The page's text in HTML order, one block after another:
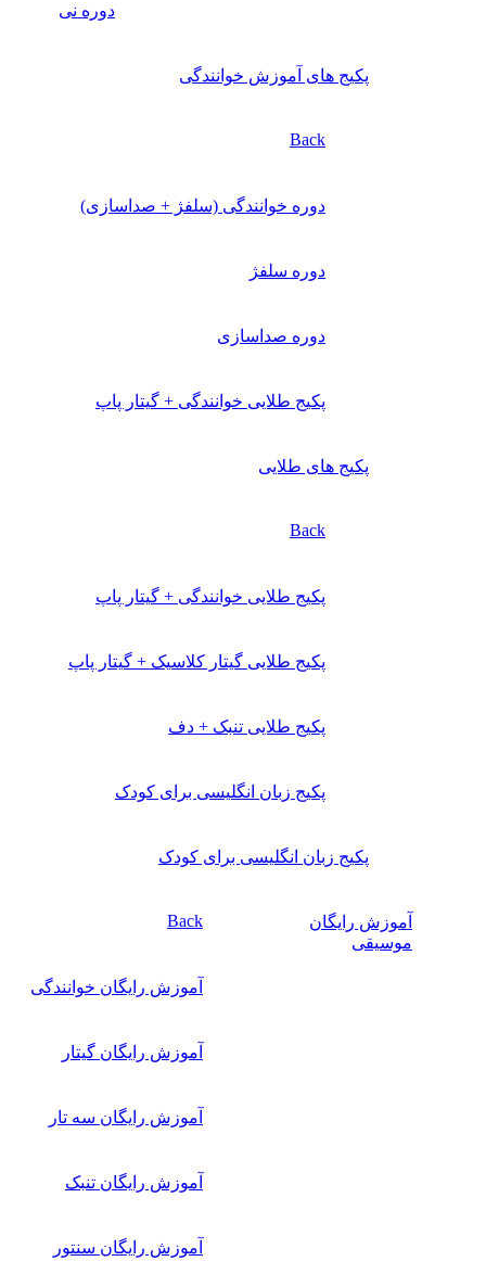
دوره نی
پکیج های آموزش خوانندگی
Back
دوره خوانندگی (سلفژ + صداسازی)
دوره سلفژ
دوره صداسازی
پکیج طلایی خوانندگی + گیتار پاپ
پکیج های طلایی
Back
پکیج طلایی خوانندگی + گیتار پاپ
پکیج طلایی گیتار کلاسیک + گیتار پاپ
پکیج طلایی تنبک + دف
پکیج زبان انگلیسی برای کودک
پکیج زبان انگلیسی برای کودک
آموزش رایگان
موسیقی
Back
آموزش رایگان خوانندگی
آموزش رایگان گیتار
آموزش رایگان سه تار
آموزش رایگان تنبک
آموزش رایگان سنتور